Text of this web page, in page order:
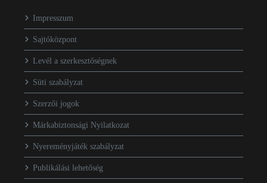
Impresszum
Sajtóközpont
Levél a szerkesztőségnek
Süti szabályzat
Szerzői jogok
Márkabiztonsági Nyilatkozat
Nyereményjáték szabályzat
Publikálási lehetőség